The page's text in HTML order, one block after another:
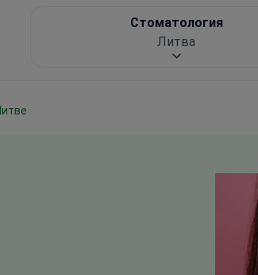
Стоматология
Литва